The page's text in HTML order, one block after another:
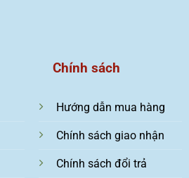
Chính sách
Hướng dẫn mua hàng
Chính sách giao nhận
Chính sách đổi trả